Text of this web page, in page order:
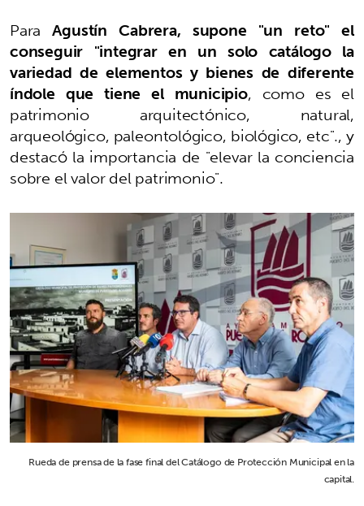
ParaAgustín Cabrera, supone "un reto" el
conseguir "integrar en un solo catálogo la
variedad de elementos y bienes de diferente
índole que tiene el municipio, como es el
patrimonio arquitectónico, natural,
arqueológico, paleontológico, biológico, etc"., y
destacó la importancia de "elevar la conciencia
sobre el valor del patrimonio".
Rueda de prensa de la fase final del Catálogo de Protección Municipal en la
capital.